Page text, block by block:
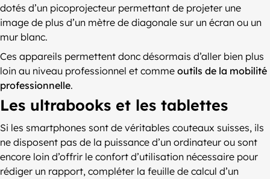
dotés d’un picoprojecteur permettant de projeter une
image de plus d’un mètre de diagonale sur un écran ou un
mur blanc.
Ces appareils permettent donc désormais d’aller bien plus
loin au niveau professionnel et comme outils de la mobilité
professionnelle.
Les ultrabooks et les tablettes
Si les smartphones sont de véritables couteaux suisses, ils
ne disposent pas de la puissance d’un ordinateur ou sont
encore loin d’offrir le confort d’utilisation nécessaire pour
rédiger un rapport, compléter la feuille de calcul d’un